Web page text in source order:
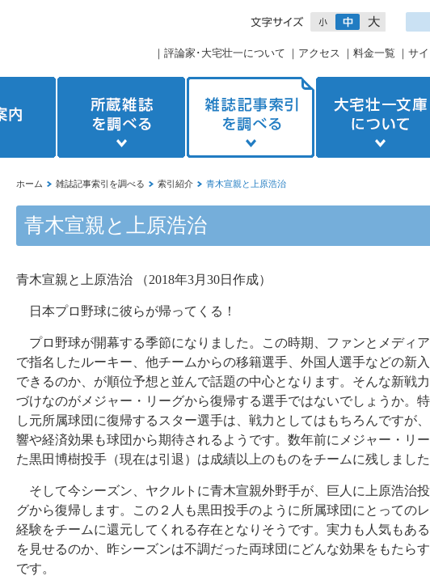
｜ 評論家･大宅壮一について ｜ アクセス ｜ 料金一覧 ｜ サ
ホーム 雑誌記事索引を調べる 索引紹介 青木宣親と上原浩治
青木宣親と上原浩治
青木宣親と上原浩治 （2018年3月 30日作成）
日本プロ野球に彼らが帰ってくる！
プロ野球が開幕する季節になりました。この時期、ファンとメディ
で指名したルーキー、他チームからの移籍選手、外国人選手などの新
できるのか、が順位予想と並んで話題の中心となります。そんな新戦
づけなのがメジャー・リーグから復帰する選手ではないでしょうか。
し元所属球団に復帰するスター選手は、戦力としてはもちろんですが
響や経済効果も球団から期待されるようです。数年前にメジャー・リ
た黒田博樹投手（現在は引退）は成績以上のものをチームに残しました
そして今シーズン、ヤクルトに青木宣親外野手が、巨人に上原浩治
グから復帰します。この２人も黒田投手のように所属球団にとっての
経験をチームに還元してくれる存在となりそうです。実力も人気もあ
を見せるのか、昨シーズンは不調だった両球団にどんな効果をもたら
です。